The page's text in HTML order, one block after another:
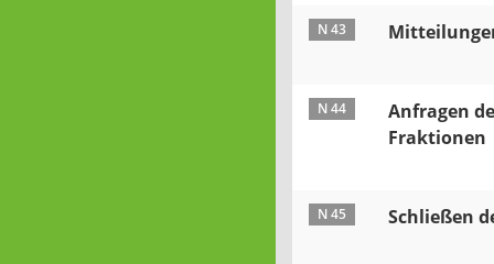
N 43
N 44
Anfragen
Fraktionen
N 45 Schließen